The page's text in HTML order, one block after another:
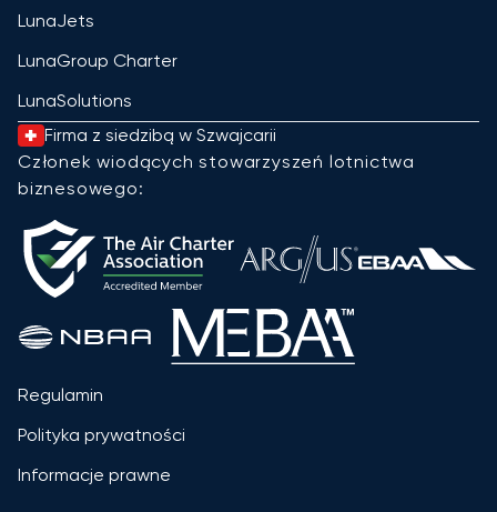
LunaJets
LunaGroup Charter
LunaSolutions
Firma z siedzibą w Szwajcarii
Członek wiodących stowarzyszeń lotnictwa
biznesowego:
Regulamin
Polityka prywatności
Informacje prawne